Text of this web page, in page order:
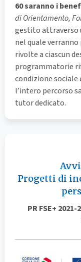
60 saranno i
di Orientamento,
gestito attraverso
nel quale
rivolte a ciascun
programmatorie
condizione
l’intero percorso
tutor dedicato.
Progetti di
PR FSE+